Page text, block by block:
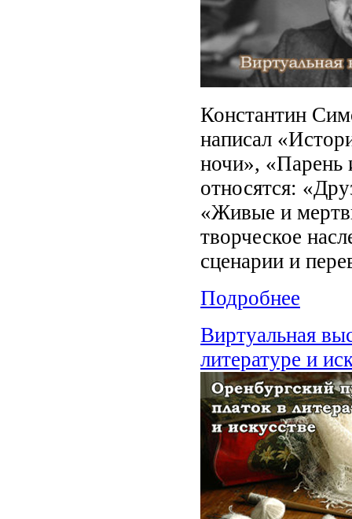
Константин
написал
ночи», «Парень
относятся:
«Живые и
творческое
сценарии и
Подробнее
Виртуальная
литературе и